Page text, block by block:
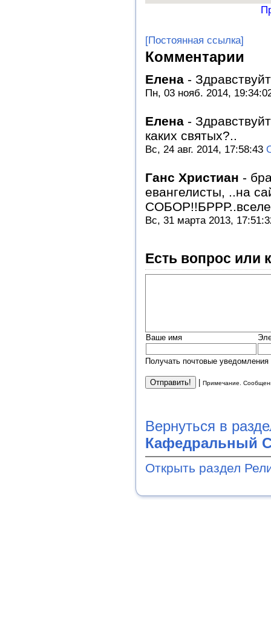
[Постоянная ссылка]
Комментарии
Елена -
Пн, 03 нояб. 2014,
Елена -
каких святых?..
Вс, 24 авг. 2014, 17:58:43
Ганс Христиан -
евангелисты, ..на
Вс, 31 марта 2013,
Есть вопрос или
Ваше имя
Получать почтовые
Примечание.
Вернуться в
Кафедральный
Открыть раздел